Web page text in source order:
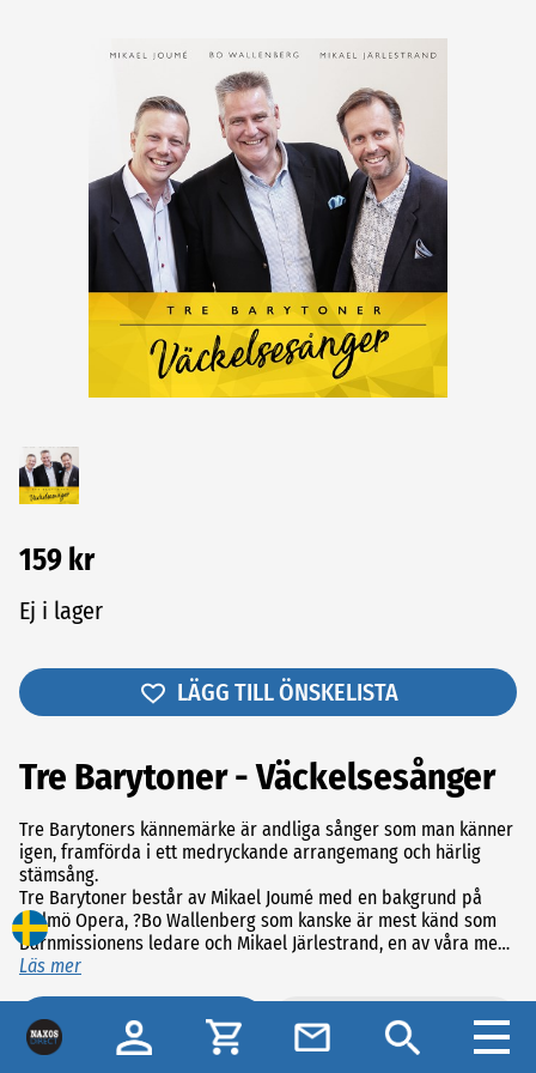
159 kr
Ej i lager
LÄGG TILL ÖNSKELISTA
Tre Barytoner - Väckelsesånger
Tre Barytoners kännemärke är andliga sånger som man känner
igen, framförda i ett medryckande arrangemang och härlig
stämsång.
Tre Barytoner består av Mikael Joumé med en bakgrund på
Malmö Opera, ?Bo Wallenberg som kanske är mest känd som
Barnmissionens ledare och Mikael Järlestrand, en av våra mest
älskade kyrkosångare. ?Tillsammans har de under sju år rest
Något som Tre Barytoner ofta får höra efter sina konserter är?-
Detta var ett riktigt väckelsemöte! ?Därav namnet på nya
Läs mer
Spårlista Recensioner (0)